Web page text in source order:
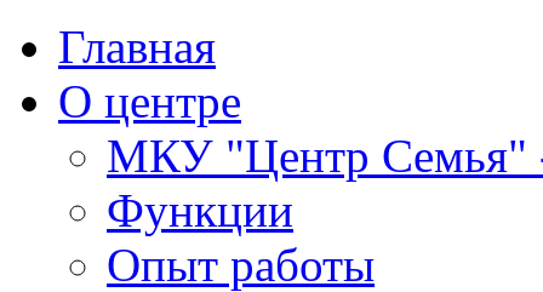
Главная
О центре
МКУ "Центр Семья"
Функции
Опыт работы